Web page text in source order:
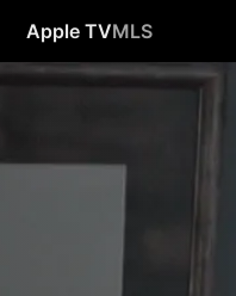
Apple TVMLS